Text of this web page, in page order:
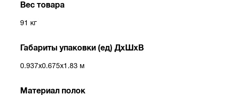
Вес товара
91 кг
Габариты упаковки (ед) ДхШхВ
0.937x0.675x1.83 м
Материал полок